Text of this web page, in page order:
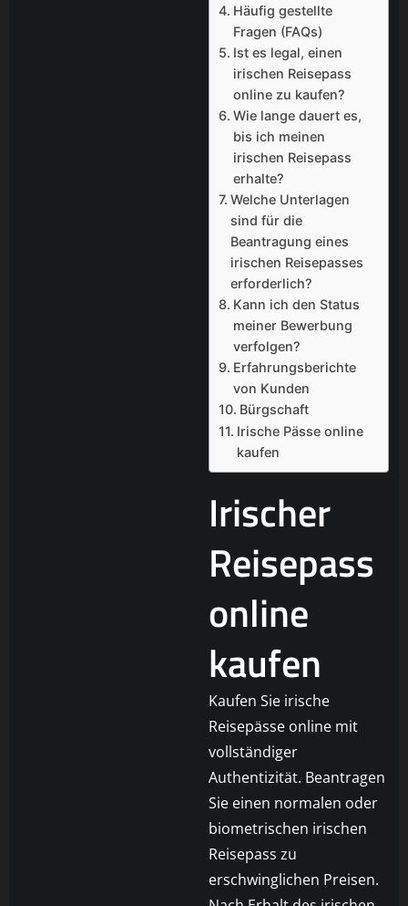
Häufig gestellte
Fragen (FAQs)
Ist es legal, einen
irischen Reisepass
online zu kaufen?
Wie lange dauert es,
bis ich meinen
irischen Reisepass
erhalte?
Welche Unterlagen
sind für die
Beantragung eines
irischen Reisepasses
erforderlich?
Kann ich den Status
meiner Bewerbung
verfolgen?
Erfahrungsberichte
von Kunden
Bürgschaft
Irische Pässe online
kaufen
Irischer
Reisepass
online
kaufen
Kaufen Sie irische
Reisepässe online mit
vollständiger
Authentizität. Beantragen
Sie einen normalen oder
biometrischen irischen
Reisepass zu
erschwinglichen Preisen.